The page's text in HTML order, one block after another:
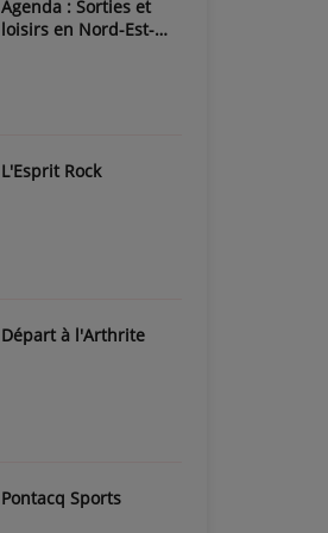
Agenda : Sorties et
loisirs en Nord-Est-
L'Esprit Rock
Départ à l'Arthrite
Pontacq Sports